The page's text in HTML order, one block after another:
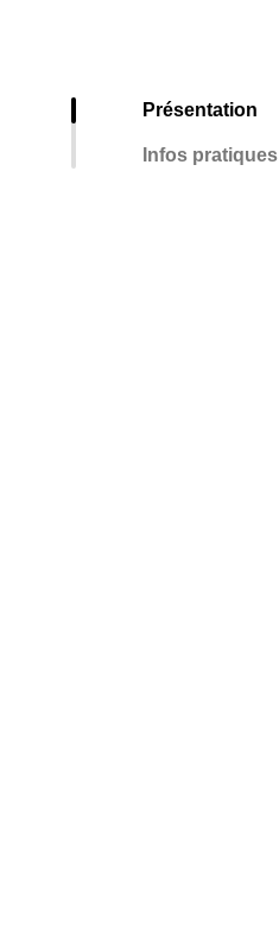
Présentation
Infos pratiques